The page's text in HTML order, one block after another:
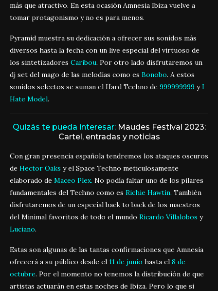
más que atractivo. En esta ocasión Amnesia Ibiza vuelve a
tomar protagonismo y no es para menos.
Pyramid muestra su dedicación a ofrecer sus sonidos más
diversos hasta la fecha con un live especial del virtuoso de
los sintetizadores Caribou. Por otro lado disfrutaremos un
dj set del mago de las melodías como es Bonobo. A estos
sonidos selectos se suman el Hard Techno de 999999999 yI
Hate Model.
Quizás te pueda interesar:Maudes Festival 2023:
Cartel, entradas y noticias
Con gran presencia española tendremos los ataques oscuros
de Hector Oaks y el Space Techno meticulosamente
elaborado de Maceo Plex. No podía faltar uno de los pilares
fundamentales del Techno como es Richie Hawtin. También
disfrutaremos de un especial back to back de los maestros
del Minimal favoritos de todo el mundo Ricardo Villalobos y
Luciano.
Estas son algunas de las tantas confirmaciones que Amnesia
ofrecerá a su público desde el 11 de junio hasta el 8 de
octubre. Por el momento no tenemos la distribución de que
artistas actuarán en estas noches de Ibiza. Pero lo que si